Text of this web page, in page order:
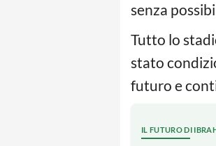
senza
Tutto lo
stato
futuro e
IL FUTURO DI